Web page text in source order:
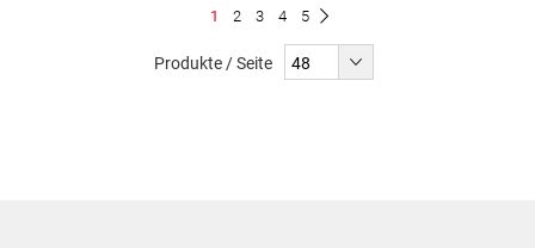
Du
1 Seite
2 Seite
3 Seite
4 Seite
5
Produkte / Seite